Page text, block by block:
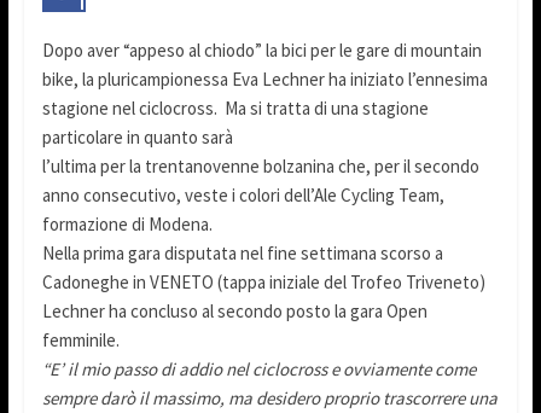
Dopo aver “appeso al chiodo” la bici per le gare di mountain
bike, la pluricampionessa Eva Lechner ha iniziato l’ennesima
stagione nel ciclocross. Ma si tratta di una stagione
particolare in quanto sarà
l’ultima per la trentanovenne bolzanina che, per il secondo
anno consecutivo, veste i colori dell’Ale Cycling Team,
formazione di Modena.
Nella prima gara disputata nel fine settimana scorso a
Cadoneghe in VENETO (tappa iniziale del Trofeo Triveneto)
Lechner ha concluso al secondo posto la gara Open
femminile.
“E’ il mio passo di addio nel ciclocross e ovviamente come
sempre darò il massimo, ma desidero proprio trascorrere una